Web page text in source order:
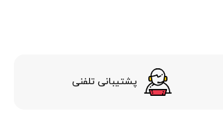
پشتیبانی تلفنی